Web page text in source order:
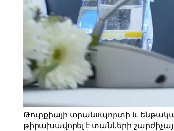
Թուրքիայի տրանսպորտի և
թիրախավորել է տանկերի